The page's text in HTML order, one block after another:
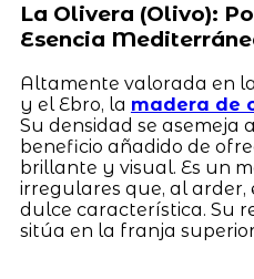
La Olivera (Olivo):
Esencia
Altamente valorada en
y el Ebro, la madera de
Su densidad se asemeja
beneficio añadido de
brillante y visual. Es un
irregulares que, al
dulce característica. Su
sitúa en la franja